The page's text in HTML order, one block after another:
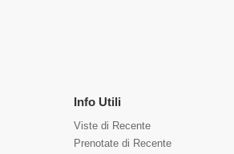
Info Utili
Viste di Recente
Prenotate di Recente